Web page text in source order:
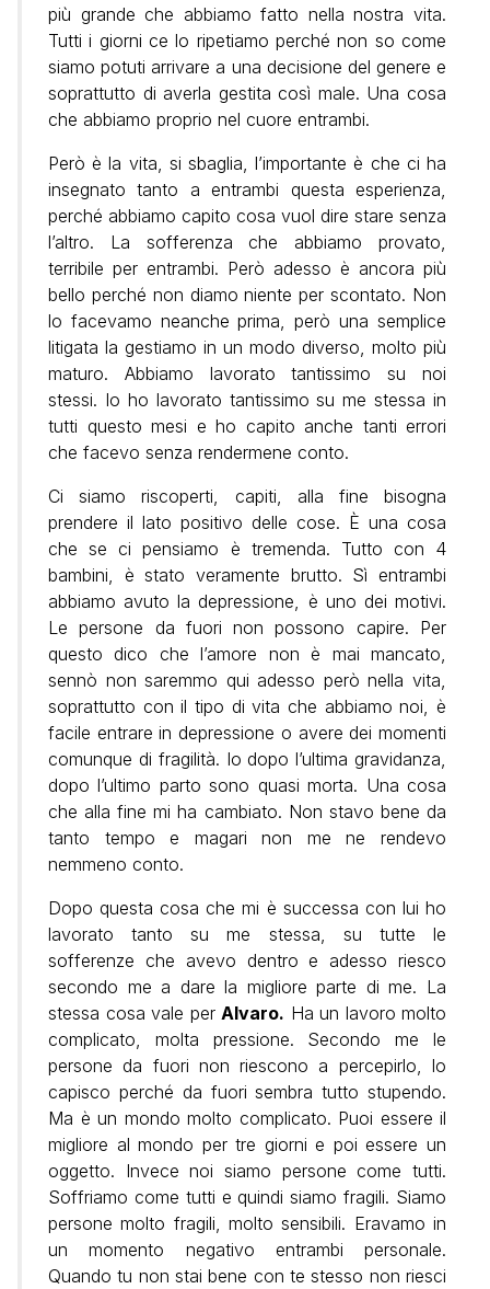
più grande che abbiamo fatto nella nostra vita.
Tutti i giorni ce lo ripetiamo perché non so come
siamo potuti arrivare a una decisione del genere e
soprattutto di averla gestita così male. Una cosa
che abbiamo proprio nel cuore entrambi.
Però è la vita, si sbaglia, l’importante è che ci ha
insegnato tanto a entrambi questa esperienza,
perché abbiamo capito cosa vuol dire stare senza
l’altro. La sofferenza che abbiamo provato,
terribile per entrambi. Però adesso è ancora più
bello perché non diamo niente per scontato. Non
lo facevamo neanche prima, però una semplice
litigata la gestiamo in un modo diverso, molto più
maturo. Abbiamo lavorato tantissimo su noi
stessi. Io ho lavorato tantissimo su me stessa in
tutti questo mesi e ho capito anche tanti errori
che facevo senza rendermene conto.
Ci siamo riscoperti, capiti, alla fine bisogna
prendere il lato positivo delle cose. È una cosa
che se ci pensiamo è tremenda. Tutto con 4
bambini, è stato veramente brutto. Sì entrambi
abbiamo avuto la depressione, è uno dei motivi.
Le persone da fuori non possono capire. Per
questo dico che l’amore non è mai mancato,
sennò non saremmo qui adesso però nella vita,
soprattutto con il tipo di vita che abbiamo noi, è
facile entrare in depressione o avere dei momenti
comunque di fragilità. Io dopo l’ultima gravidanza,
dopo l’ultimo parto sono quasi morta. Una cosa
che alla fine mi ha cambiato. Non stavo bene da
tanto tempo e magari non me ne rendevo
nemmeno conto.
Dopo questa cosa che mi è successa con lui ho
lavorato tanto su me stessa, su tutte le
sofferenze che avevo dentro e adesso riesco
secondo me a dare la migliore parte di me. La
stessa cosa vale per Alvaro. Ha un lavoro molto
complicato, molta pressione. Secondo me le
persone da fuori non riescono a percepirlo, lo
capisco perché da fuori sembra tutto stupendo.
Ma è un mondo molto complicato. Puoi essere il
migliore al mondo per tre giorni e poi essere un
oggetto. Invece noi siamo persone come tutti.
Soffriamo come tutti e quindi siamo fragili. Siamo
persone molto fragili, molto sensibili. Eravamo in
un momento negativo entrambi personale.
Quando tu non stai bene con te stesso non riesci